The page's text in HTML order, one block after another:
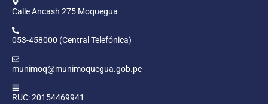
Calle Ancash 275 Moquegua
053-458000 (Central Telefónica)
munimoq@munimoquegua.gob.pe
RUC: 20154469941